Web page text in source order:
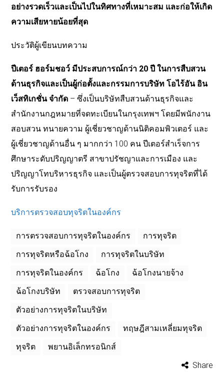
อย่างรวดเร็วและเป็นไปในทิศทางที่เหมาะสม และก่อให้เกิด
ความเสียหายน้อยที่สุด
ประวัติผู้เขียนบทความ
ปีเตอร์ ฮอร์มชอว์ มีประสบการณ์กว่า 20 ปี ในการสืบสวน
ด้านธุรกิจและเป็นผู้ก่อตั้งและกรรมการบริษัท โอไร้อัน อิน
เว็สทิเกชั่น จำกัด – ซึ่งเป็นบริษัทสืบสวนด้านธุรกิจและ
สำนักงานกฎหมายที่จดทะเบียนในกรุงเทพฯ โดยมีพนักงาน
สอบสวน ทนายความ ผู้เชี่ยวชาญด้านนิติคอมพิวเตอร์ และ
ผู้เชี่ยวชาญด้านอื่น ๆ มากกว่า 100 คน ปีเตอร์สำเร็จการ
ศึกษาระดับปริญญาตรี สาขาปรัชญาและการเมือง และ
ปริญญาโทบริหารธุรกิจ และเป็นผู้ตรวจสอบการทุจริตที่ได้
รับการรับรอง
บริการตรวจสอบทุจริตในองค์กร
การตรวจสอบการทุจริตในองค์กร
การทุจริต
การทุจริตหรือฉ้อโกง
การทุจริตในบริษัท
การทุจริตในองค์กร
ฉ้อโกง
ฉ้อโกงนายจ้าง
ฉ้อโกงบริษัท
ตรวจสอบการทุจริต
ตัวอย่างการทุจริตในบริษัท
ตัวอย่างการทุจริตในองค์กร
ทฤษฎีสามเหลี่ยมทุจริต
ทุจริต
พยานอิเล็กทรอนิกส์
Share